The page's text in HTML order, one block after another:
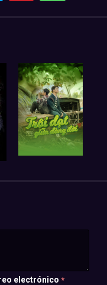
electrónico *